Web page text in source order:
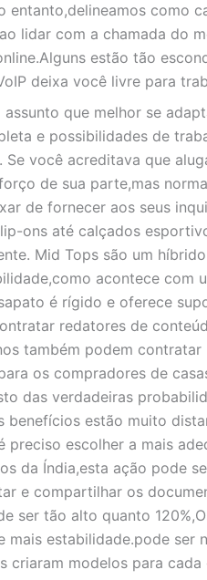
como
lidar com a chamada do
estão tão
deixa você livre para
que melhor se
e possibilidades de
você acreditava que
de sua parte,mas
de fornecer aos seus
ons até calçados
Mid Tops são um
acontece com
é rígido e oferece
redatores de
também podem
os compradores de
das verdadeiras
benefícios estão muito
escolher a mais
da Índia,esta ação pode
e compartilhar os
ser tão alto quanto
estabilidade.pode ser
criaram modelos para